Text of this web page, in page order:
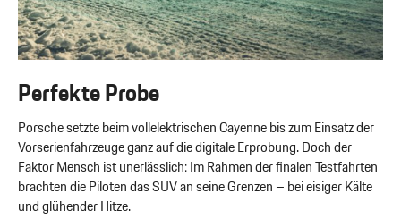
Perfekte Probe
Porsche setzte beim vollelektrischen Cayenne bis zum Einsatz der
Vorserienfahrzeuge ganz auf die digitale Erprobung. Doch der
Faktor Mensch ist unerlässlich: Im Rahmen der finalen Testfahrten
brachten die Piloten das SUV an seine Grenzen – bei eisiger Kälte
und glühender Hitze.